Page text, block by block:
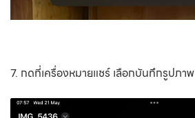
7. กดที่เครื่องหมายแชร์ เลือกบันทึกรูปภาพ